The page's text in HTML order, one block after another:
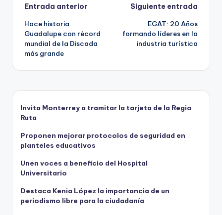
Navegación
de
entradas
Entrada anterior
Hace historia
Guadalupe con récord
mundial de la Discada
más grande
Siguiente entrada
EGAT: 20 Años
formando líderes en la
industria turística
Invita Monterrey a tramitar la tarjeta de la Regio
Ruta
Proponen mejorar protocolos de seguridad en
planteles educativos
Unen voces a beneficio del Hospital
Universitario
Destaca Kenia López la importancia de un
periodismo libre para la ciudadanía